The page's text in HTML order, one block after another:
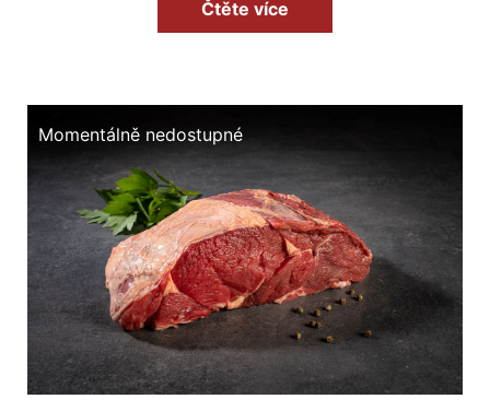
Čtěte více
Momentálně nedostupné